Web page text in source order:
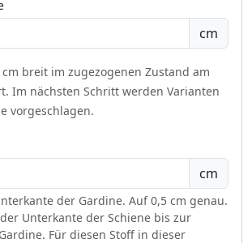
cm
cm breit im zugezogenen Zustand am
Im nächsten Schritt werden Varianten
vorgeschlagen.
cm
der Gardine. Auf 0,5 cm genau.
Unterkante der Schiene bis zur
Für diesen Stoff in dieser